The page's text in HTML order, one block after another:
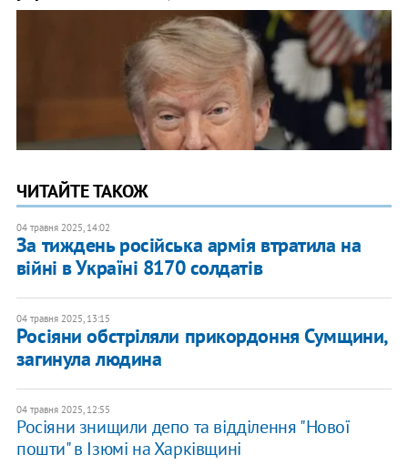
ЧИТАЙТЕ ТАКОЖ
04 травня 2025, 14:02
За тиждень російська армія втратила на
війні в Україні 8170 солдатів
04 травня 2025, 13:15
Росіяни обстріляли прикордоння Сумщини,
загинула людина
04 травня 2025, 12:55
Росіяни знищили депо та відділення "Нової
пошти" в Ізюмі на Харківщині